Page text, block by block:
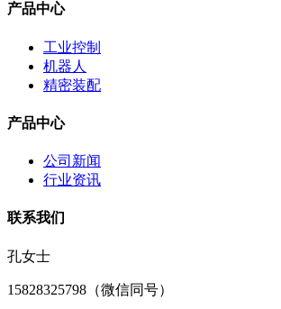
产品中心
工业控制
机器人
精密装配
产品中心
公司新闻
行业资讯
联系我们
孔女士
15828325798（微信同号）